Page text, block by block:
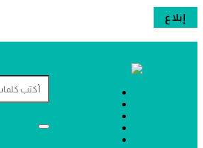
دليل
الترجمة
دليل
الترجمة
القائمة